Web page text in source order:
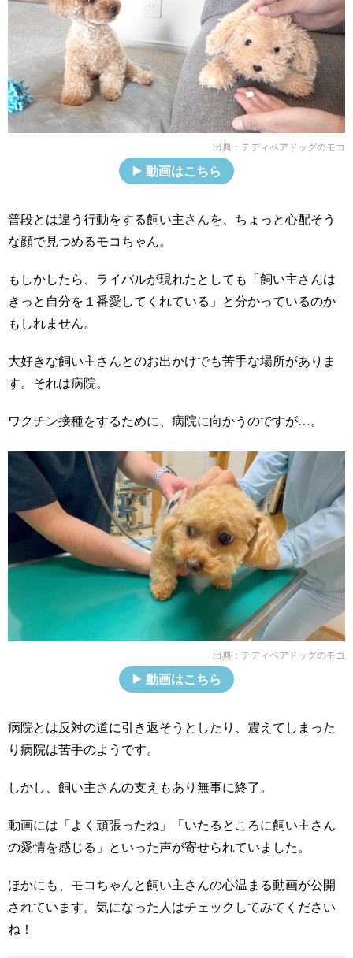
出典： テディベアドッグのモコ
動画はこちら
普段とは違う行動をする飼い主さんを、ちょっと心配そう
な顔で見つめるモコちゃん。
もしかしたら、ライバルが現れたとしても「飼い主さんは
きっと自分を１番愛してくれている」と分かっているのか
もしれません。
大好きな飼い主さんとのお出かけでも苦手な場所がありま
す。それは病院。
ワクチン接種をするために、病院に向かうのですが…。
出典： テディベアドッグのモコ
動画はこちら
病院とは反対の道に引き返そうとしたり、震えてしまった
り病院は苦手のようです。
しかし、飼い主さんの支えもあり無事に終了。
動画には「よく頑張ったね」「いたるところに飼い主さん
の愛情を感じる」といった声が寄せられていました。
ほかにも、モコちゃんと飼い主さんの心温まる動画が公開
されています。気になった人はチェックしてみてください
ね！